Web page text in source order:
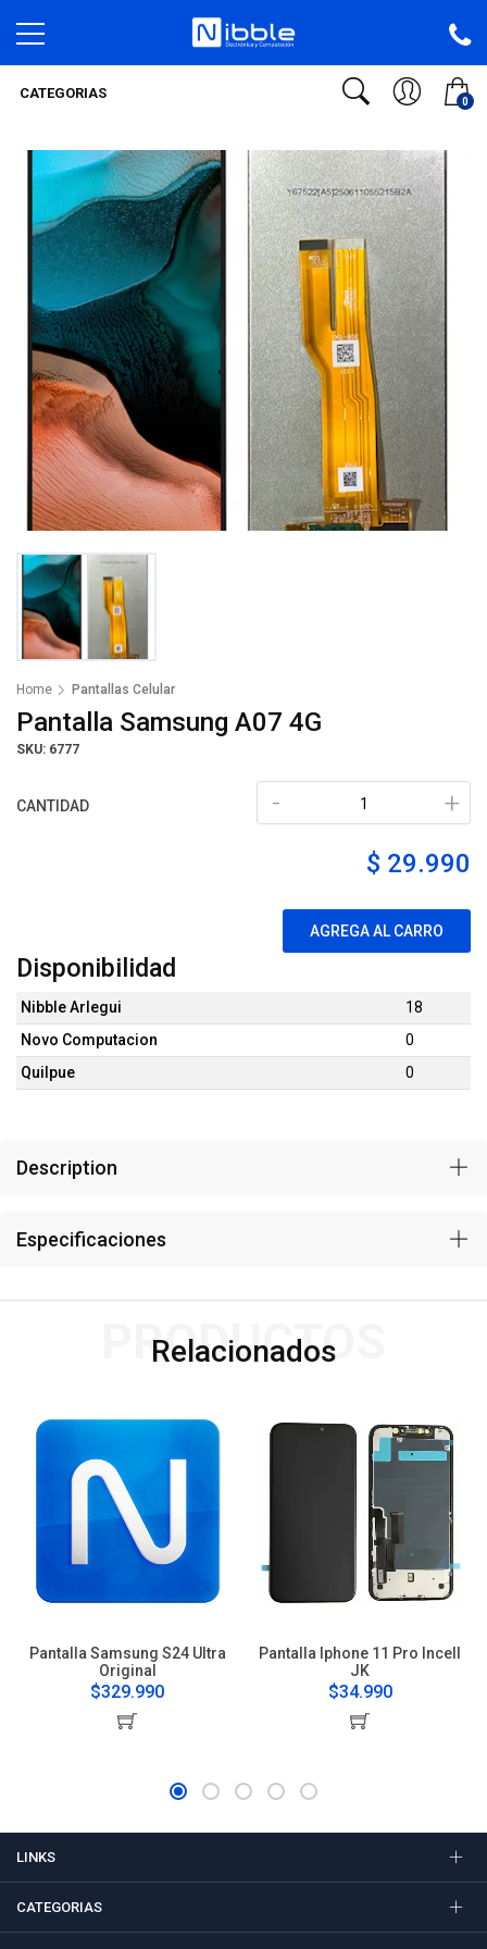
0
CATEGORIAS
Home Pantallas Celular
Pantalla Samsung A07 4G
SKU: 6777
CANTIDAD +
-
$ 29.990
AGREGA AL CARRO
Disponibilidad
Nibble Arlegui
18
Novo Computacion
0
Quilpue
0
Description
Especificaciones
Relacionados
PRODUCTOS
Pantalla Samsung S24 Ultra
Original
$329.990
Pantalla Iphone 11 Pro Incell
JK
$34.990
LINKS
CATEGORIAS